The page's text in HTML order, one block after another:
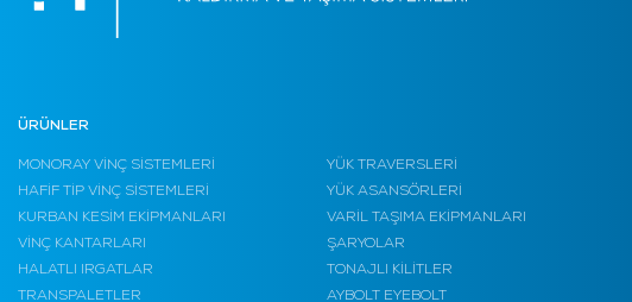
ÜRÜNLER
MONORAY VİNÇ SİSTEMLERİ
HAFİF TİP VİNÇ SİSTEMLERİ
KURBAN KESİM EKİPMANLARI
VİNÇ KANTARLARI
HALATLI IRGATLAR
TRANSPALETLER
YÜK TRAVERSLERİ
YÜK ASANSÖRLERİ
VARİL TAŞIMA EKİPMANLARI
ŞARYOLAR
TONAJLI KİLİTLER
AYBOLT EYEBOLT